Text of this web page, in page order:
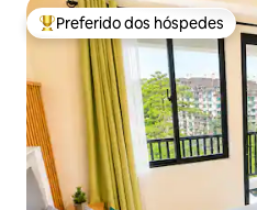
Entre os melhores preferidos
Preferido dos hóspedes